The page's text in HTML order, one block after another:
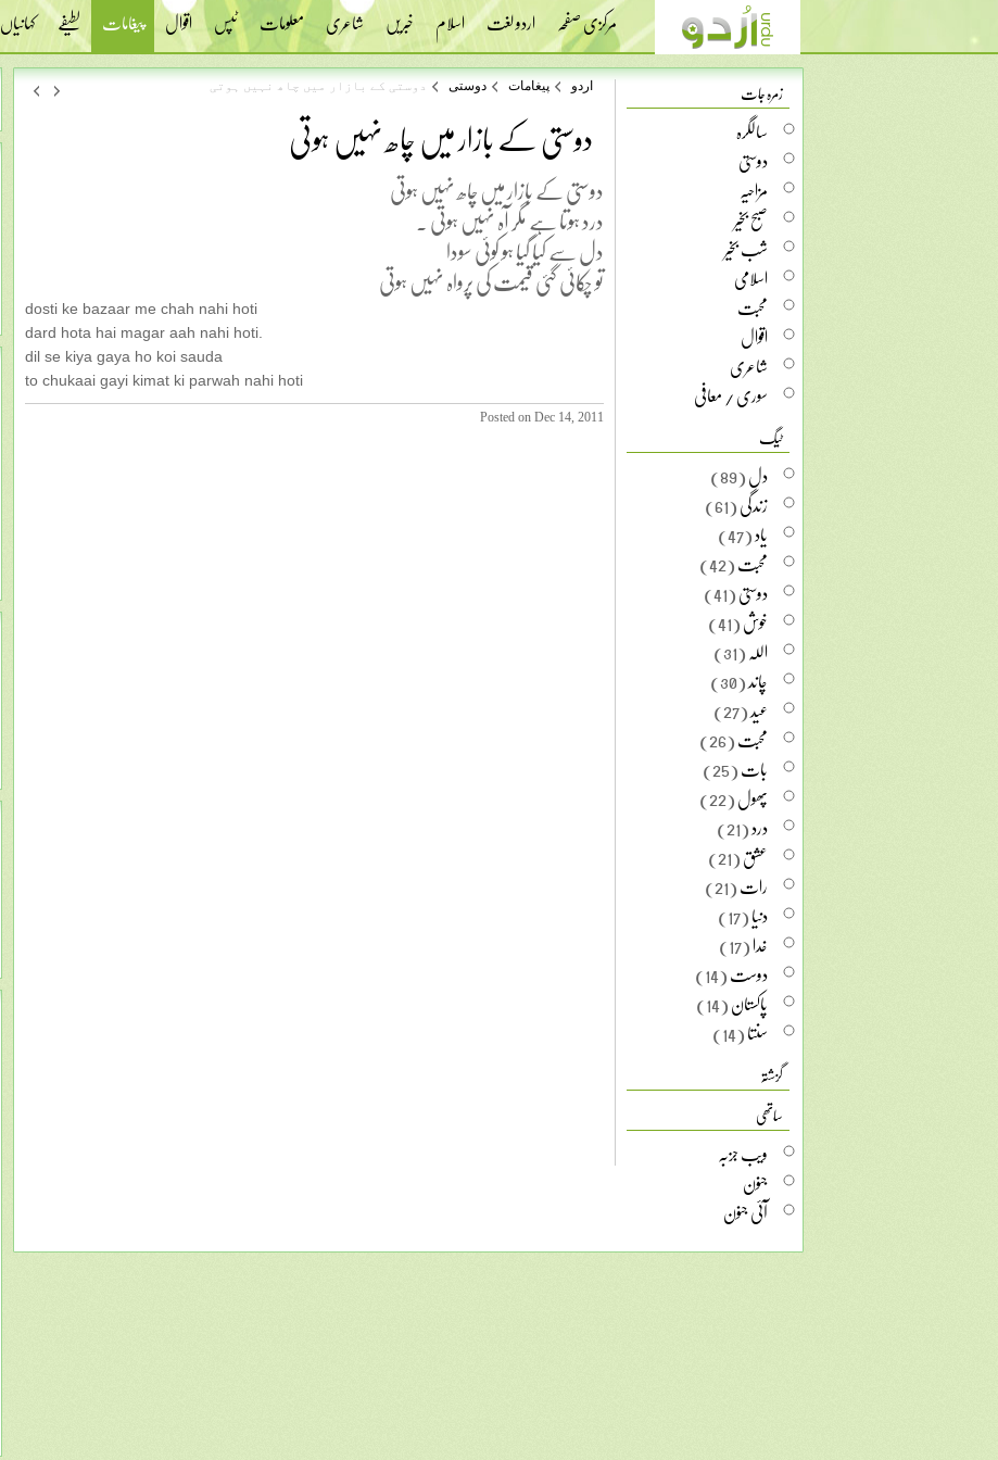
مرکزی صفحہ اردو لغت اسلام خبریں شاعری معلومات ٹپس اقوال پیغامات لطیفے کہانیاں
اردو پیغامات دوستی دوستی کے بازار میں چاھ نہیں ہوتی
دوستی کے بازار میں چاھ نہیں ہوتی
دوستی کے بازار میں چاھ نہیں ہوتی
درد ہوتا ہے مگر آہ نہیں ہوتی .
دل سے کیا گیا ہو کوئی سودا
تو چکائی گئی قیمت کی پرواہ نہیں ہوتی
dosti ke bazaar me chah nahi hoti
dard hota hai magar aah nahi hoti.
dil se kiya gaya ho koi sauda
to chukaai gayi kimat ki parwah nahi hoti
Posted on Dec 14, 2011
زمرہ جات
سالگرہ
دوستی
مزاحیہ
صبح بخیر
شب بخیر
اسلامی
محبت
اقوال
شاعری
سوری / معافی
ٹیگ
دل(89)
زندگی(61)
یاد(47)
محبت(42)
دوستی(41)
خوش(41)
اللہ(31)
چاند(30)
عید(27)
محبت(26)
بات(25)
پھول(22)
درد(21)
عشق(21)
رات(21)
دنیا(17)
خدا(17)
دوست(14)
پاکستان(14)
سنتا(14)
گزشتہ
ساتھی
ویب جزبہ
جنون
آئی جنون